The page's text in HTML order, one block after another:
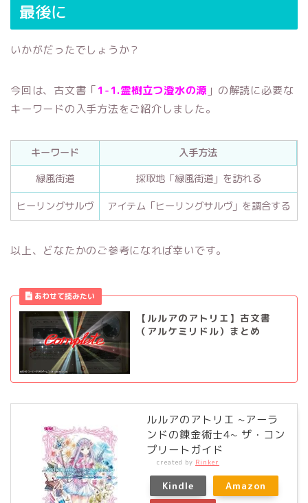
最後に
いかがだったでしょうか？
今回は、古文書「1-1.霊樹立つ澄水の源 」の解読に必要な
キーワードの入手方法をご紹介しました。
キーワード
入手方法
緑風街道
採取地「緑風街道」を訪れる
ヒーリングサルヴ
アイテム「ヒーリングサルヴ」を調合する
以上、どなたかのご参考になれば幸いです。
【ルルアのアトリエ】古文書
（アルケミリドル）まとめ
ルルアのアトリエ ~アーラ
ンドの錬金術士4~ ザ・コン
プリートガイド
created by Rinker
Kindle
Amazon